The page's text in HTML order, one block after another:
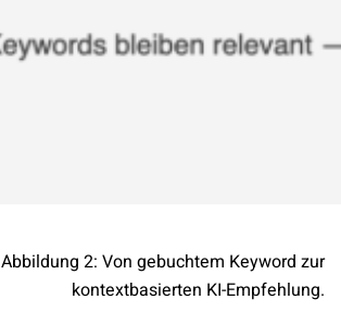
Abbildung 2: Von gebuchtem Keyword zur
kontextbasierten KI-Empfehlung.